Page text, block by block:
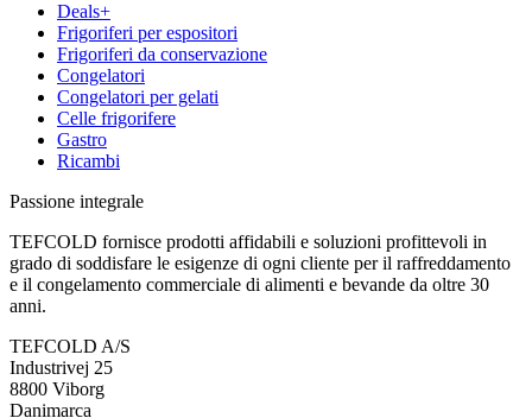
Deals+
Frigoriferi per espositori
Frigoriferi da conservazione
Congelatori
Congelatori per gelati
Celle frigorifere
Gastro
Ricambi
Passione integrale
TEFCOLD fornisce prodotti affidabili e soluzioni profittevoli in
grado di soddisfare le esigenze di ogni cliente per il raffreddamento
e il congelamento commerciale di alimenti e bevande da oltre 30
anni.
TEFCOLD A/S
Industrivej 25
8800 Viborg
Danimarca